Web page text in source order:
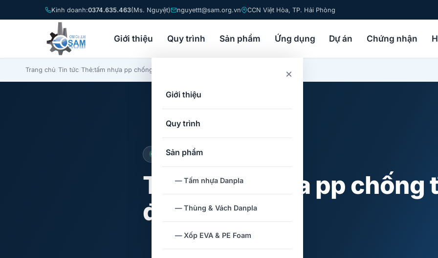
Kinh doanh:0374.635.463(Ms. Nguyệt) nguyettt@sam.org.vn CCN Việt Hòa, TP. Hải Phòng
Giới thiệu Quy trình Sản phẩm Ứng dụng Dự án Chứng nhận
×
Giới thiệu
Quy trình
Sản phẩm
— Tấm nhựa Danpla
— Thùng & Vách Danpla
— Xốp EVA & PE Foam
Trang chủ Tin tức Thẻ:tấm nhựa pp chống tĩnh điện
Tin tức SAM
Thẻ:tấm nhựa pp chống
điện